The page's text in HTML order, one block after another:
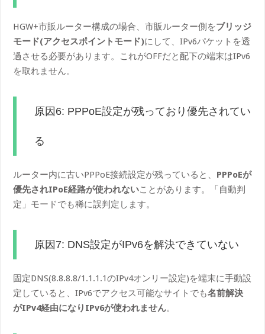
HGW+市販ルーター構成の場合、市販ルーター側をブリッジ
モード(アクセスポイントモード)にして、IPv6パケットを透
過させる必要があります。これがOFFだと配下の端末はIPv6
を取れません。
原因6: PPPoE設定が残っており優先されてい
る
ルーター内に古いPPPoE接続設定が残っていると、 PPPoEが
優先されIPoE経路が使われないことがあります。「自動判
定」モードでも稀に誤判定します。
原因7: DNS設定がIPv6を解決できていない
固定DNS(8.8.8.8/1.1.1.1のIPv4オンリー設定)を端末に手動設
定していると、IPv6でアクセス可能なサイトでも名前解決
がIPv4経由になりIPv6が使われません。